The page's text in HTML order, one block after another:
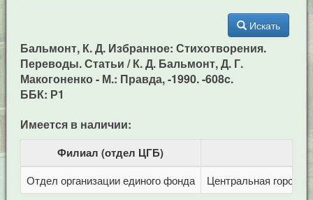
Искать
Бальмонт, К. Д. Избранное: Стихотворения.
Переводы. Статьи / К. Д. Бальмонт, Д. Г.
Макогоненко - М.: Правда, -1990. -608c.
ББК: Р1
Имеется в наличии:
Филиал (отдел ЦГБ)
Отдел организации единого фонда Центральная